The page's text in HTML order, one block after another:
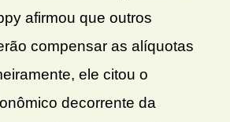
afirmou que outros
compensar as alíquotas
ele citou o
decorrente da